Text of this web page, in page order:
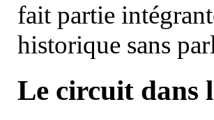
fait partie
historique sans
Le circuit dans